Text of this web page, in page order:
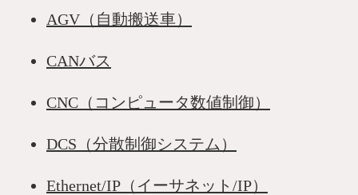
AGV（自動搬送車）
CANバス
CNC（コンピュータ数値制御）
DCS（分散制御システム）
Ethernet/IP（イーサネット/IP）